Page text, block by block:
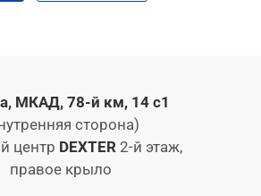
МКАД, 78-й км, 14 с1
сторона)
центр DEXTER 2-й этаж,
правое крыло